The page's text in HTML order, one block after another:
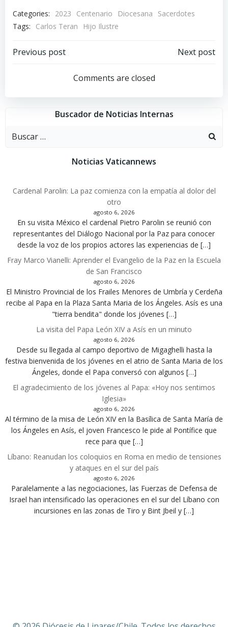
Categories: 2023 Centenario Diocesana
Sacerdotes
Tags:
Carlos Teran Hijo Ilustre
Navegación
las
entradas
Previous post
Navegación
por
las
Next post
Comments are closed
Buscador de Noticias Internas
Buscar:
Noticias Vaticannews
Cardenal Parolin: La paz comienza con la empatía al dolor del
otro
agosto 6, 2026
En su visita México el cardenal Pietro Parolin se reunió con
representantes del Diálogo Nacional por la Paz para conocer
desde la voz de los propios actores las experiencias de […]
Fray Marco Vianelli: Aprender el Evangelio de la Paz en la Escuela
de San Francisco
agosto 6, 2026
El Ministro Provincial de los Frailes Menores de Umbría y Cerdeña
recibe al Papa en la Plaza Santa Maria de los Ángeles. Asís es una
"tierra bendita" donde los jóvenes […]
La visita del Papa León XIV a Asís en un minuto
agosto 6, 2026
Desde su llegada al campo deportivo de Migaghelli hasta la
festiva bienvenida de los jóvenes en el atrio de Santa Maria de los
Ángeles, donde el Papa conversó con algunos […]
El agradecimiento de los jóvenes al Papa: «Hoy nos sentimos
Iglesia»
agosto 6, 2026
Al término de la misa de León XIV en la Basílica de Santa María de
los Ángeles en Asís, el joven Francesco le pide al Pontífice que
rece para que […]
Líbano: Reanudan los coloquios en Roma en medio de tensiones
y ataques en el sur del país
agosto 6, 2026
Paralelamente a las negociaciones, las Fuerzas de Defensa de
Israel han intensificado las operaciones en el sur del Líbano con
incursiones en las zonas de Tiro y Bint Jbeil y […]